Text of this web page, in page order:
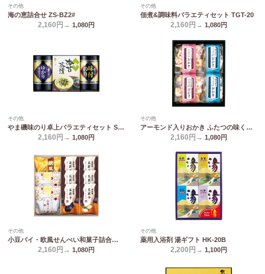
その他
海の恵詰合せ ZS-BZ2#
2,160円→ 1,080円
その他
佃煮&調味料バラエティセット TGT-20
2,160円→ 1,080円
その他
やま磯味のり卓上バラエティセット SVG-A
2,160円→ 1,080円
その他
アーモンド入りおかき ふたつの味くらべ MY-20
2,160円→ 1,080円
その他
小豆パイ・欧風せんべい和菓子詰合せ DW-20R
2,160円→ 1,080円
その他
薬用入浴剤 湯ギフト HK-20B
2,200円→ 1,100円